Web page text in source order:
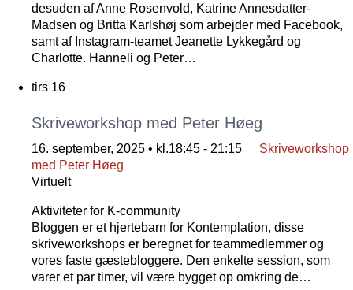
desuden af Anne Rosenvold, Katrine Annesdatter-
Madsen og Britta Karlshøj som arbejder med Facebook,
samt af Instagram-teamet Jeanette Lykkegård og
Charlotte. Hanneli og Peter…
tirs 16
Skriveworkshop med Peter Høeg
16. september, 2025 • kl.18:45 - 21:15
Skriveworkshop
med Peter Høeg
Virtuelt
Aktiviteter for K-community
Bloggen er et hjertebarn for Kontemplation, disse
skriveworkshops er beregnet for teammedlemmer og
vores faste gæstebloggere. Den enkelte session, som
varer et par timer, vil være bygget op omkring de…